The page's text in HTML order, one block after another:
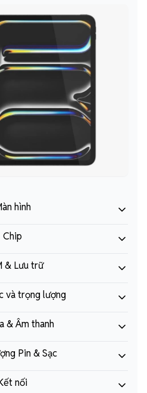
hình
Chip
& Lưu trữ
và trọng lượng
& Âm thanh
Pin & Sạc
nối